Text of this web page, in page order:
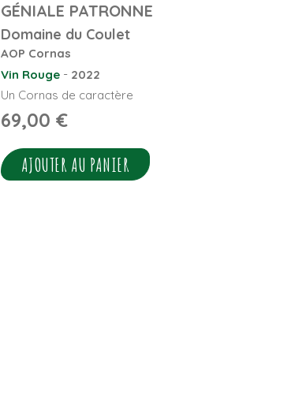
GÉNIALE PATRONNE
Domaine du Coulet
AOP Cornas
Vin Rouge- 2022
Un Cornas de caractère
69,00 €
AJOUTER AU PANIER